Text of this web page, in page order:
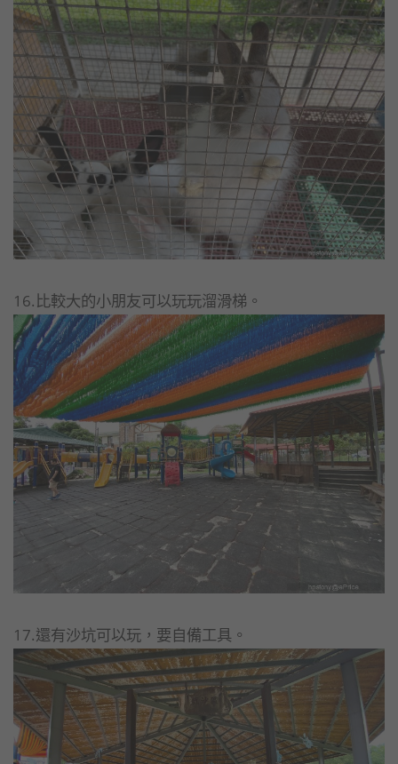
16.比較大的小朋友可以玩玩溜滑梯。
17.還有沙坑可以玩，要自備工具。